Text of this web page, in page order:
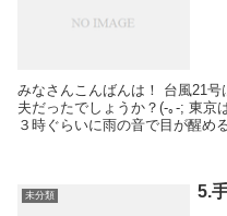
みなさんこんばんは！ 台風21
夫だったでしょうか？(-｡-; 東京
３時ぐらいに雨の音で目が醒め
未分類 5.